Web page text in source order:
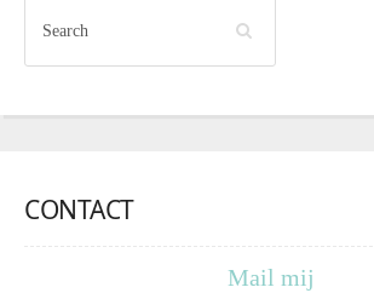
CONTACT
Mail mij